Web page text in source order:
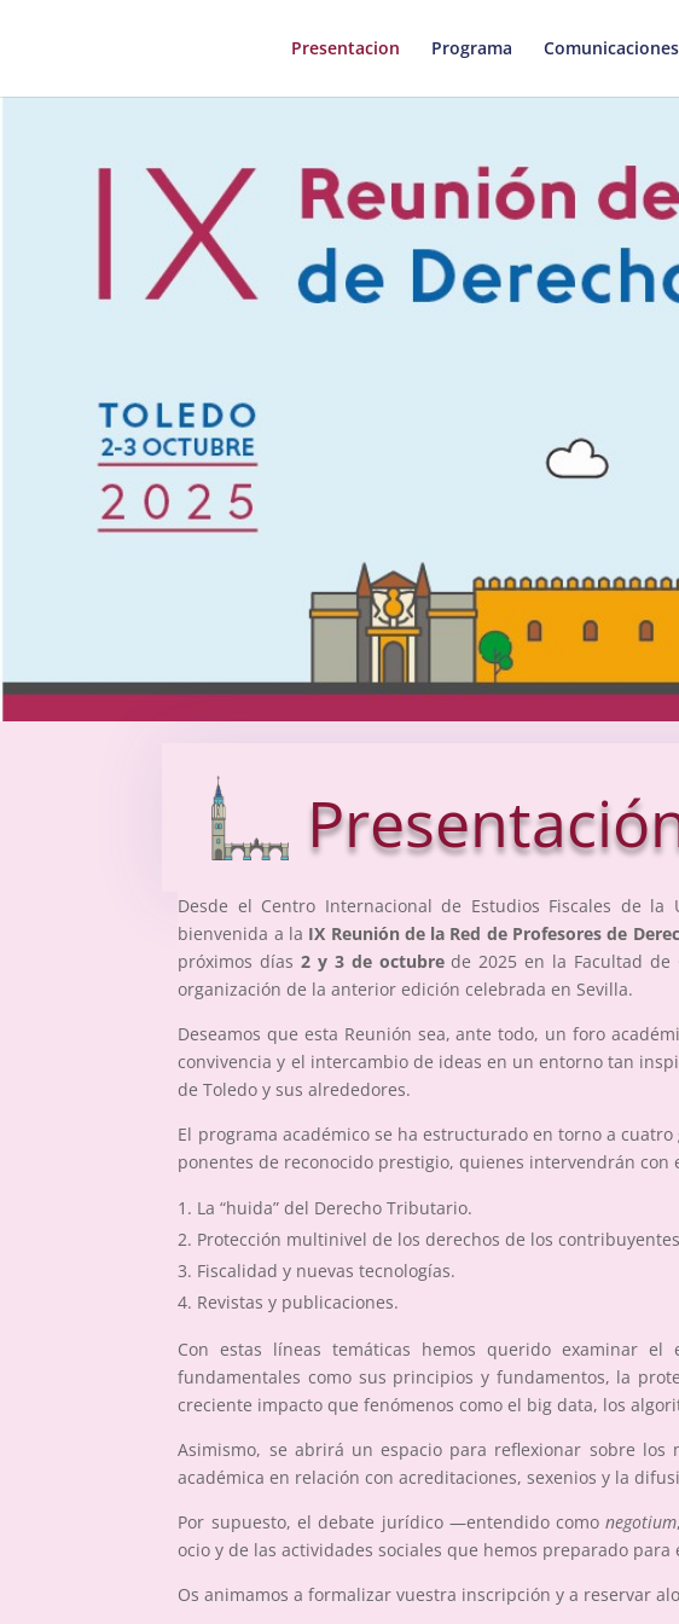
Presentacion Programa Comunicaciones
Desde el Centro Internacional de Estudios Fiscales de
bienvenida a la IX Reunión de la Red de Profesores de
próximos días2 y 3 de octubrede 2025 en la Facultad de
organización de la anterior edición celebrada en Sevilla.
Deseamos que esta Reunión sea, ante todo, un foro
convivencia y el intercambio de ideas en un entorno tan
de Toledo y sus alrededores.
El programa académico se ha estructurado en torno a
ponentes de reconocido prestigio, quienes intervendrán
La “huida” del Derecho Tributario.
Protección multinivel de los derechos de los
Fiscalidad y nuevas tecnologías.
Revistas y publicaciones.
Con estas líneas temáticas hemos querido examinar
fundamentales como sus principios y fundamentos, la
creciente impacto que fenómenos como el big data, los
Asimismo, se abrirá un espacio para reflexionar sobre
académica en relación con acreditaciones, sexenios y la
Por supuesto, el debate jurídico —entendido comonegotium
ocio y de las actividades sociales que hemos preparado para
Os animamos a formalizar vuestra inscripción y a reservar